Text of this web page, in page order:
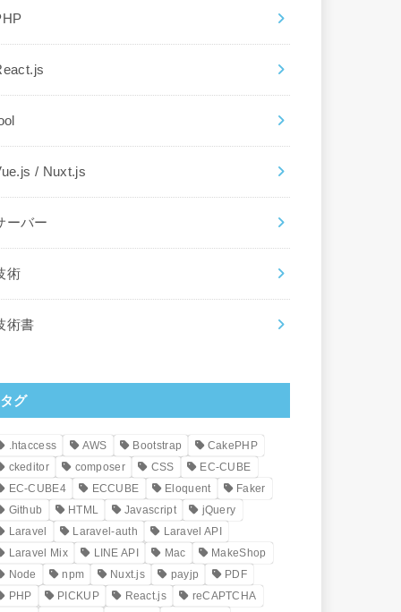
/ Nuxt.js
ーバー
術
術書
タグ
.htaccess AWS Bootstrap
CakePHP
ckeditor
composer CSS
EC-CUBE
EC-CUBE4
ECCUBE Eloquent
Faker
Github
HTML Javascript
jQuery
Laravel
Laravel-auth
Laravel API
Laravel Mix
LINE API Mac
MakeShop
Node
npm Nuxt.js payjp
PDF
PHP
PICKUP React.js
reCAPTCHA